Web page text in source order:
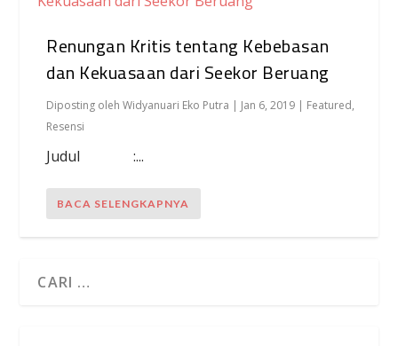
Renungan Kritis tentang Kebebasan
dan Kekuasaan dari Seekor Beruang
Diposting olehWidyanuari Eko Putra | Jan 6, 2019 | Featured,
Resensi
Judul :...
BACA SELENGKAPNYA